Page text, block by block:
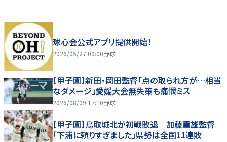
球心会公式アプリ提供開始！
2026/05/27 00:00野球
【甲子園】新田・岡田監督「点の取られ方が…相当
なダメージ」愛媛大会無失策も痛恨ミス
2026/08/09 17:10野球
【甲子園】鳥取城北が初戦敗退 加藤重雄監督
「下浦に頼りすぎました」県勢は全国11連敗